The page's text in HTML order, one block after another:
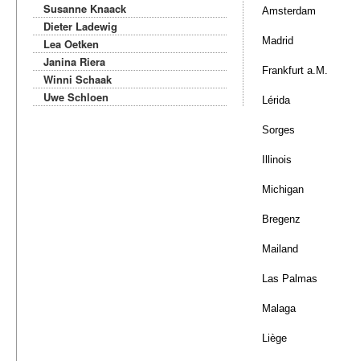
Susanne Knaack
Dieter Ladewig
Lea Oetken
Janina Riera
Winni Schaak
Uwe Schloen
Amsterdam
Madrid
Frankfurt a.M.
Lérida
Sorges
llinois
Michigan
Bregenz
Mailand
Las Palmas
Malaga
Liège